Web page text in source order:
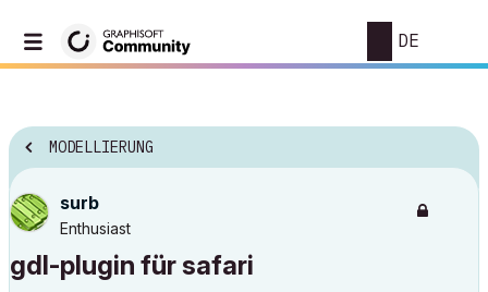
DE
MODELLIERUNG
surb
Enthusiast
gdl-plugin für safari